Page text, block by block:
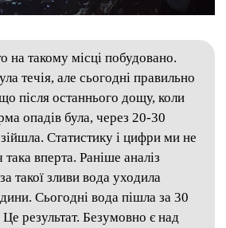
на такому місці побудовано.
течія, але сьогодні правильно
після останнього дощу, коли
опадів була, через 20-30
Статистику і цифри ми не
вперта. Раніше аналіз
такої зливи вода уходила
Сьогодні вода пішла за 30
результат. Безумовно є над